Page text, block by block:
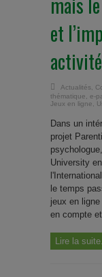
et
Actualités
thématique
e-
Jeux en ligne
Dans un
projet
University
le temps
jeux en
en compte
Lire la